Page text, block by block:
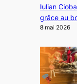
Iulian
grâce au
8 mai 2026